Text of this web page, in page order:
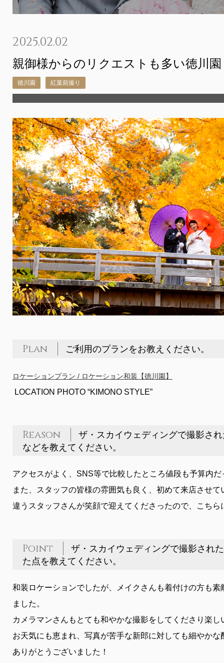
2025.02.02
親御様からのリクエストも多い徳川園
徳川園 紅葉前撮り
Plan ご利用のプランをお教えください。
ロケーションプラン / ロケーション和装【徳川園】
LOCATION PHOTO “KIMONO STYLE”
Reason
ザ・スカイウェディングで撮影さ
などを教えてください。
アクセスがよく、SNS等で比較したところ値段も予算内だ
また、スタッフの皆様の雰囲気も良く、初めて来店させ
違うスタッフさんが笑顔で迎えてくださったので、こちら
Point
ザ・スカイウェディングで撮影され
た点を教えてください。
和装ロケーションでしたが、メイクさんも着付けの方も素
ました。
カメラマンさんもとても和やかな撮影をしてくださり楽し
お天気にも恵まれ、写真が苦手な新郎に対しても細やかな
ありがとうございました！